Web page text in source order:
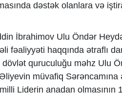
dəstək olanlara və
İbrahimov Ulu Öndər
haqqında ətraflı
dövlət quruculuğu məhz Ulu
müvafiq Sərəncamına
Liderin anadan olmasının